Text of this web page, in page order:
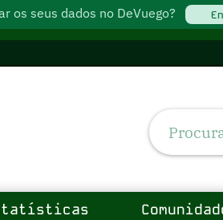
os seus dados no DeVuego?